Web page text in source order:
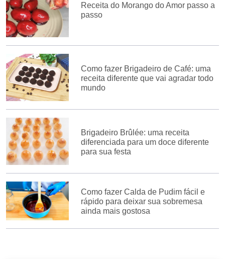
Receita do Morango do Amor passo a
passo
Como fazer Brigadeiro de Café: uma
receita diferente que vai agradar todo
mundo
Brigadeiro Brûlée: uma receita
diferenciada para um doce diferente
para sua festa
Como fazer Calda de Pudim fácil e
rápido para deixar sua sobremesa
ainda mais gostosa